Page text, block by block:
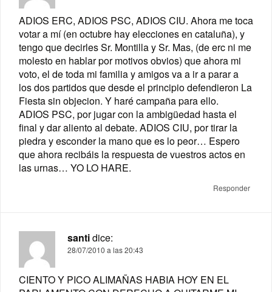
ADIOS ERC, ADIOS PSC, ADIOS CIU. Ahora me toca
votar a mí (en octubre hay elecciones en cataluña), y
tengo que decirles Sr. Montilla y Sr. Mas, (de erc ni me
molesto en hablar por motivos obvios) que ahora mi
voto, el de toda mi familia y amigos va a ir a parar a
los dos partidos que desde el principio defendieron La
Fiesta sin objecion. Y haré campaña para ello.
ADIOS PSC, por jugar con la ambigüedad hasta el
final y dar aliento al debate. ADIOS CIU, por tirar la
piedra y esconder la mano que es lo peor… Espero
que ahora recibáis la respuesta de vuestros actos en
las urnas… YO LO HARE.
Responder
santidice:
28/07/2010 a las 20:43
CIENTO Y PICO ALIMAÑAS HABIA HOY EN EL